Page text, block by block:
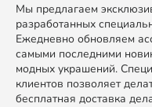
Мы предлагаем
разработанных
Ежедневно обновляем
самыми последними
модных украшений.
клиентов позволяет
бесплатная доставка